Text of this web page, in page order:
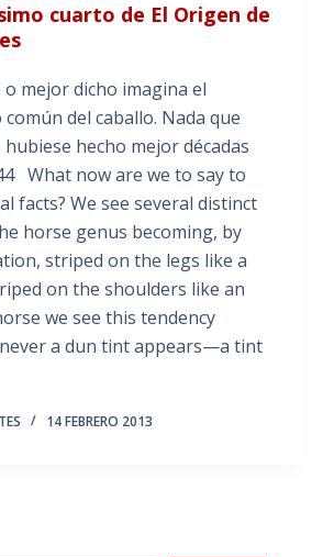
cuarto de El Origen de
o mejor dicho imagina el
del caballo. Nada que
hecho mejor décadas
now are we to say to
facts? We see several distinct
horse genus becoming, by
striped on the legs like a
on the shoulders like an
we see this tendency
a dun tint appears—a tint
14 FEBRERO 2013